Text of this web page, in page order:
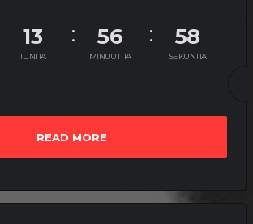
13
TUNTIA
56
MINUUTTIA
58
SEKUNTIA
READ MORE